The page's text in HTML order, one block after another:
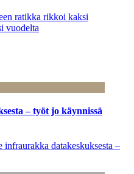
ratikka rikkoi kaksi
vuodelta
– työt jo käynnissä
datakeskuksesta –